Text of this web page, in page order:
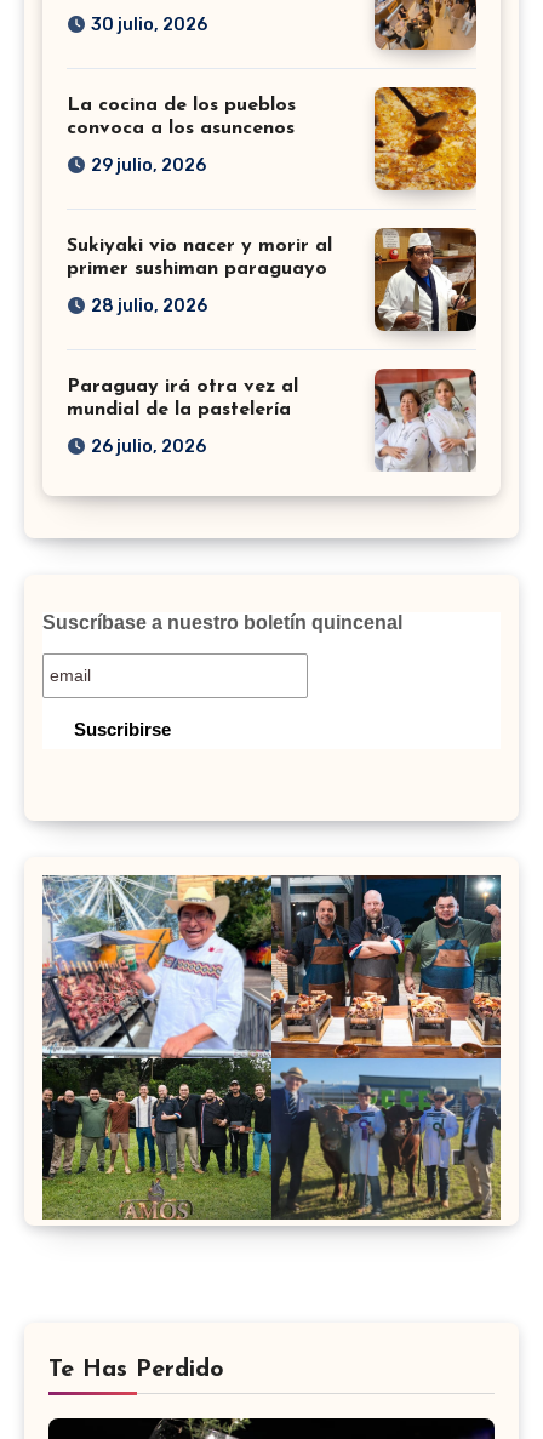
30 julio, 2026
La cocina de los pueblos
convoca a los asuncenos
29 julio, 2026
Sukiyaki vio nacer y morir al
primer sushiman paraguayo
28 julio, 2026
Paraguay irá otra vez al
mundial de la pastelería
26 julio, 2026
Suscríbase a nuestro boletín quincenal
Te Has Perdido